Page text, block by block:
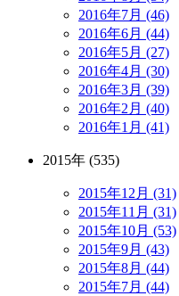
2016年7月 (46)
2016年6月 (44)
2016年5月 (27)
2016年4月 (30)
2016年3月 (39)
2016年2月 (40)
2016年1月 (41)
2015年 (535)
2015年12月 (31)
2015年11月 (31)
2015年10月 (53)
2015年9月 (43)
2015年8月 (44)
2015年7月 (44)